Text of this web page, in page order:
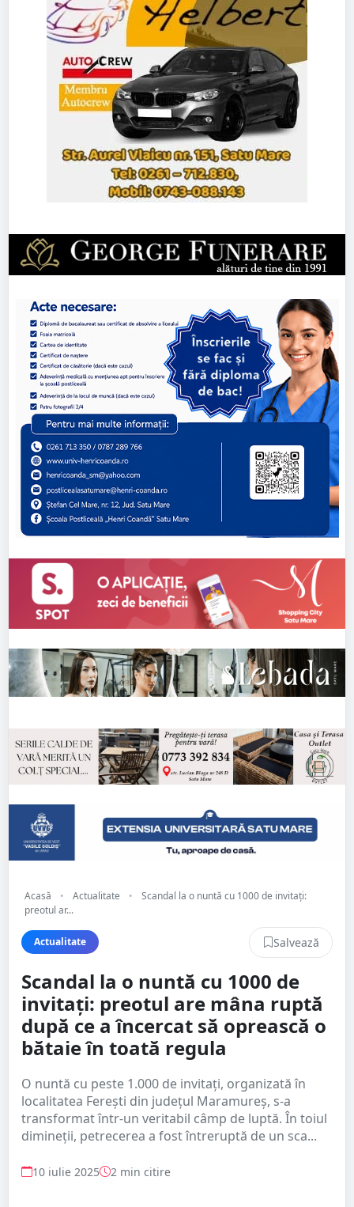
Acasă • Actualitate •
Scandal la o nuntă cu 1000 de invitați:
preotul ar...
Actualitate Salvează
Scandal la o nuntă cu 1000 de
invitați: preotul are mâna ruptă
după ce a încercat să oprească o
bătaie în toată regula
O nuntă cu peste 1.000 de invitați, organizată în
localitatea Ferești din județul Maramureș, s-a
transformat într-un veritabil câmp de luptă. În toiul
dimineții, petrecerea a fost întreruptă de un sca...
10 iulie 2025 2 min citire